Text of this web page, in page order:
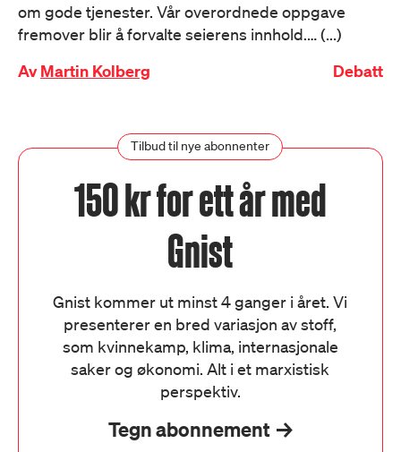
om gode tjenester. Vår overordnede oppgave
fremover blir å forvalte seierens innhold.… (...)
AvMartin Kolberg Debatt
Tilbud til nye abonnenter
150 kr for ett år med
Gnist
Gnist kommer ut minst 4 ganger i året. Vi
presenterer en bred variasjon av stoff,
som kvinnekamp, klima, internasjonale
saker og økonomi. Alt i et marxistisk
perspektiv.
Tegn abonnement